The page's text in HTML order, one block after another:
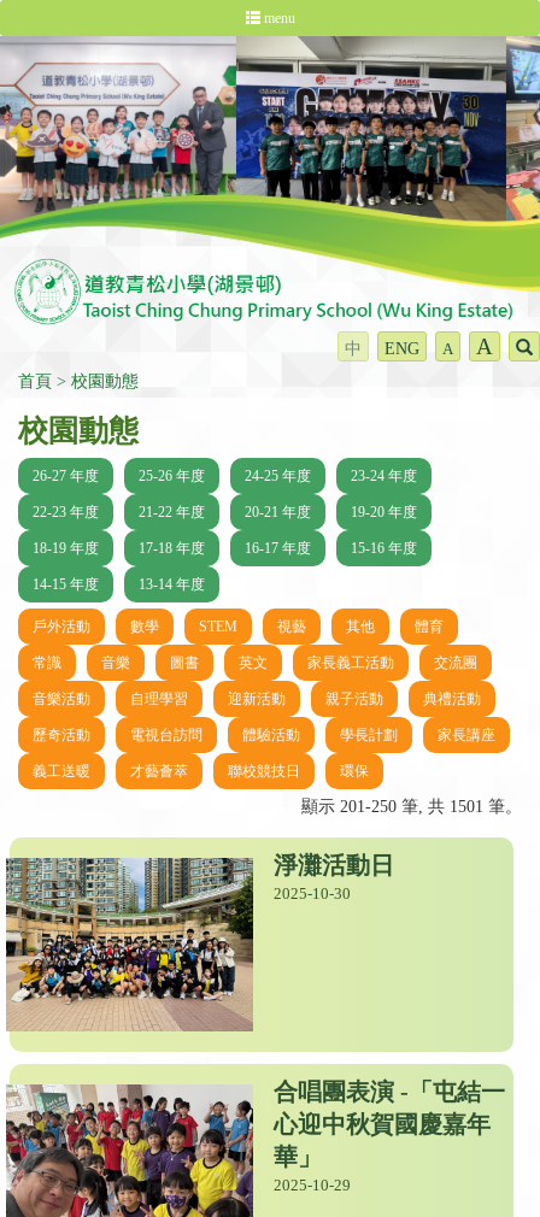
menu
中 ENG A A
首頁 校園動態
校園動態
26-27 年度 25-26 年度 24-25 年度 23-24 年度
22-23 年度 21-22 年度 20-21 年度 19-20 年度
18-19 年度 17-18 年度 16-17 年度 15-16 年度
14-15 年度 13-14 年度
戶外活動 數學 STEM 視藝 其他 體育
常識 音樂 圖書 英文 家長義工活動 交流團
音樂活動 自理學習 迎新活動 親子活動 典禮活動
歷奇活動 電視台訪問 體驗活動 學長計劃 家長講座
義工送暖 才藝薈萃 聯校競技日 環保
顯示 201-250 筆, 共 1501 筆。
淨灘活動日
2025-10-30
合唱團表演 -「屯結一
心迎中秋賀國慶嘉年
華」
2025-10-29